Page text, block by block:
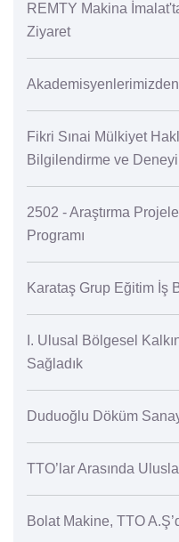
REMTY Makina
Ziyaret
Fikri Sınai Mülkiyet
Bilgilendirme ve
2502 - Araştırma
Programı
Karataş Grup Eğitim İş
I. Ulusal Bölgesel
Sağladık
Duduoğlu Döküm
TTO’lar Arasında
Bolat Makine, TTO